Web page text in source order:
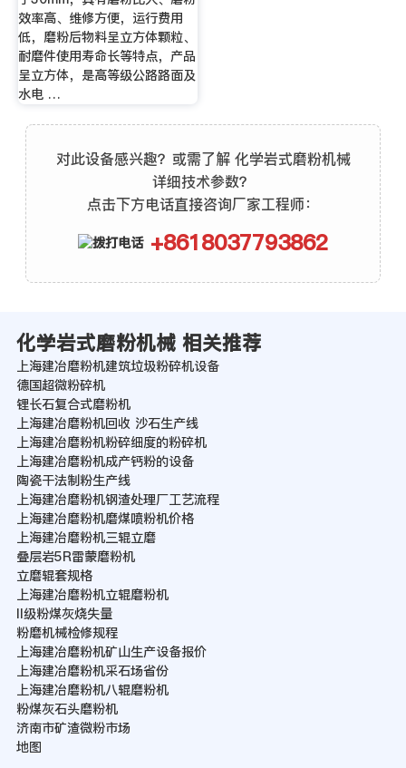
效率高、维修方便，运行费用
低，磨粉后物料呈立方体颗粒、
耐磨件使用寿命长等特点，产品
呈立方体，是高等级公路路面及
水电 …
对此设备感兴趣？或需了解 化学岩式磨粉机械
详细技术参数？
点击下方电话直接咨询厂家工程师：
+8618037793862
化学岩式磨粉机械 相关推荐
上海建冶磨粉机建筑垃圾粉碎机设备
德国超微粉碎机
锂长石复合式磨粉机
上海建冶磨粉机回收 沙石生产线
上海建冶磨粉机粉碎细度的粉碎机
上海建冶磨粉机成产钙粉的设备
陶瓷干法制粉生产线
上海建冶磨粉机钢渣处理厂工艺流程
上海建冶磨粉机磨煤喷粉机价格
上海建冶磨粉机三辊立磨
叠层岩5R雷蒙磨粉机
立磨辊套规格
上海建冶磨粉机立辊磨粉机
II级粉煤灰烧失量
粉磨机械检修规程
上海建冶磨粉机矿山生产设备报价
上海建冶磨粉机采石场省份
上海建冶磨粉机八辊磨粉机
粉煤灰石头磨粉机
济南市矿渣微粉市场
地图